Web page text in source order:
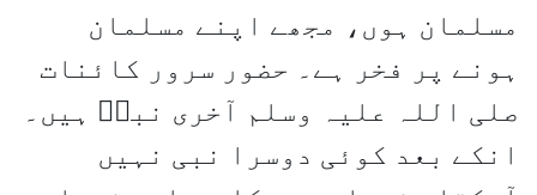
مسلمان ہوں، مجھے اپنے مسلمان
ہونے پر فخر ہے۔ حضور سرور کائنات
صلی اللہ علیہ وسلم آخری نبیۖ ہیں۔
انکے بعد کوئی دوسرا نبی نہیں